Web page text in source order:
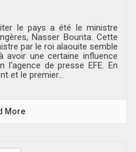
le pays a été le ministre
Nasser Bourita. Cette
par le roi alaouite semble
avoir une certaine influence
l'agence de presse EFE. En
et le premier...
More